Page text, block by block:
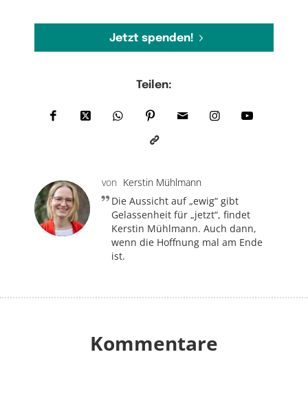
Jetzt spenden!
Teilen:
von Kerstin Mühlmann
Die Aussicht auf „ewig“ gibt
Gelassenheit für „jetzt“, findet
Kerstin Mühlmann. Auch dann,
wenn die Hoffnung mal am Ende
ist.
Kommentare